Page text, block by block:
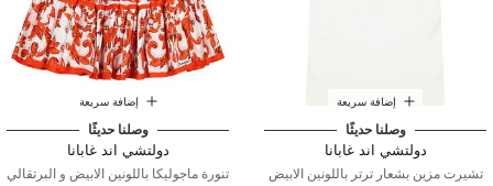
إضافة سريعة
وصلنا حديثًا
دولتشي اند غابانا
تشيرت مزين بشعار ترتر باللونين الابيض
إضافة سريعة
وصلنا حديثًا
دولتشي اند غابانا
تنورة ماجوليكا باللونين الابيض و البرتقالي